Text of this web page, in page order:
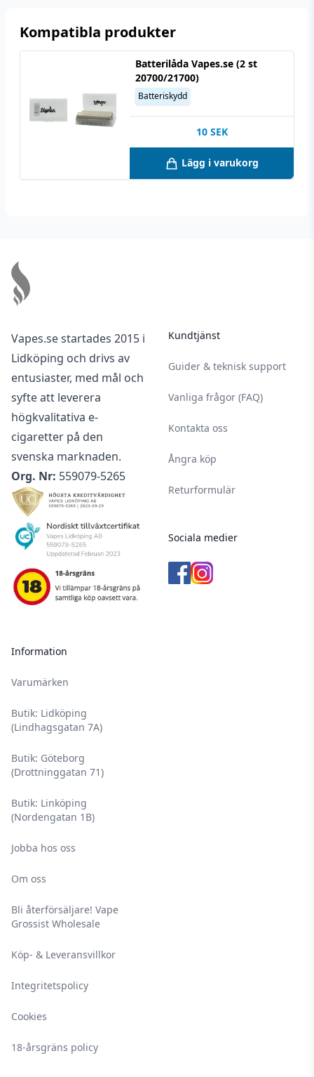
Kompatibla produkter
Batterilåda Vapes.se (2 st
20700/21700)
Batteriskydd
10 SEK
Lägg i varukorg
Vapes.se startades 2015 i
Lidköping och drivs av
entusiaster, med mål och
syfte att leverera
högkvalitativa e-
cigaretter på den
svenska marknaden.
Org. Nr: 559079-5265
Information
Varumärken
Butik: Lidköping
(Lindhagsgatan 7A)
Butik: Göteborg
(Drottninggatan 71)
Butik: Linköping
(Nordengatan 1B)
Jobba hos oss
Om oss
Bli återförsäljare! Vape
Grossist Wholesale
Köp- & Leveransvillkor
Integritetspolicy
Cookies
18-årsgräns policy
Kundtjänst
Guider & teknisk support
Vanliga frågor (FAQ)
Kontakta oss
Ångra köp
Returformulär
Sociala medier